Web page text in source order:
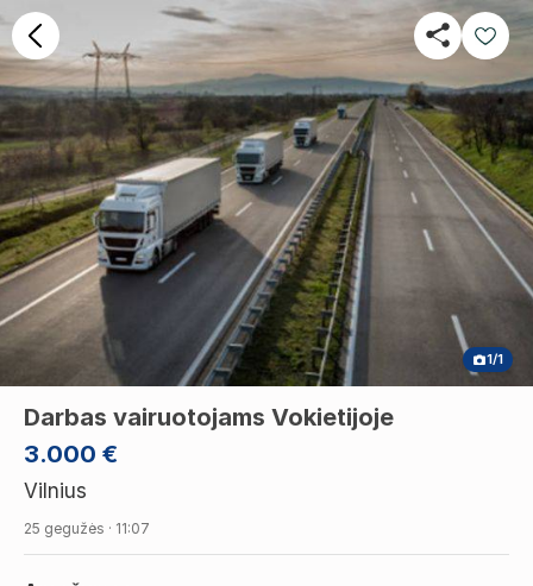
1/1
3.000 €
Darbas vairuotojams Vokietijoje
Vilnius
25 gegužės · 11:07